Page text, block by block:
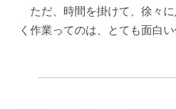
ただ、時間を掛けて、徐々
く作業ってのは、とても面白い